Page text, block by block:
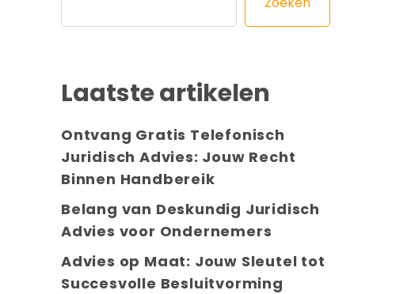
Laatste artikelen
Ontvang Gratis Telefonisch
Juridisch Advies: Jouw Recht
Binnen Handbereik
Belang van Deskundig Juridisch
Advies voor Ondernemers
Advies op Maat: Jouw Sleutel tot
Succesvolle Besluitvorming